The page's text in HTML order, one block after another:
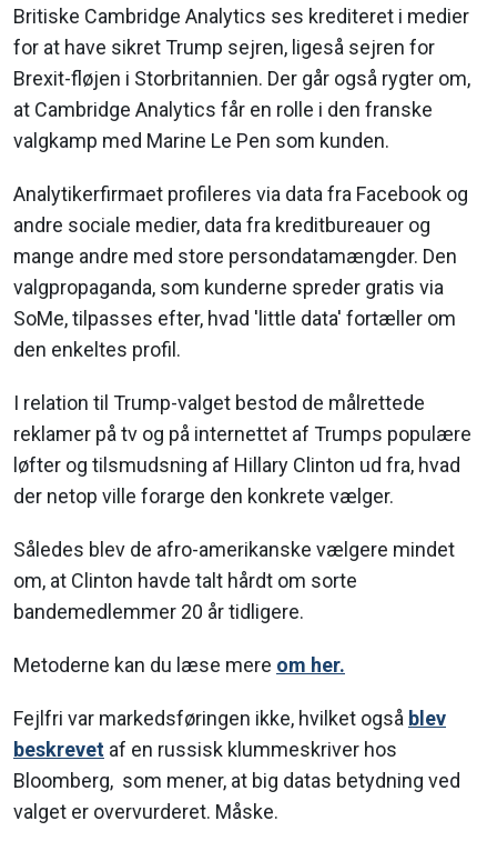
Britiske Cambridge Analytics ses krediteret i medier
for at have sikret Trump sejren, ligeså sejren for
Brexit-fløjen i Storbritannien. Der går også rygter om,
at Cambridge Analytics får en rolle i den franske
valgkamp med Marine Le Pen som kunden.
Analytikerfirmaet profileres via data fra Facebook og
andre sociale medier, data fra kreditbureauer og
mange andre med store persondatamængder. Den
valgpropaganda, som kunderne spreder gratis via
SoMe, tilpasses efter, hvad 'little data' fortæller om
den enkeltes profil.
I relation til Trump-valget bestod de målrettede
reklamer på tv og på internettet af Trumps populære
løfter og tilsmudsning af Hillary Clinton ud fra, hvad
der netop ville forarge den konkrete vælger.
Således blev de afro-amerikanske vælgere mindet
om, at Clinton havde talt hårdt om sorte
bandemedlemmer 20 år tidligere.
Metoderne kan du læse mere om her.
Fejlfri var markedsføringen ikke, hvilket også blev
beskrevet af en russisk klummeskriver hos
Bloomberg, som mener, at big datas betydning ved
valget er overvurderet. Måske.